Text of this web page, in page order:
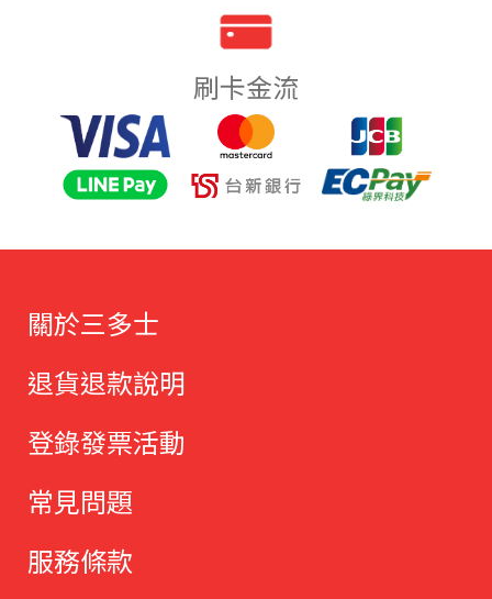
刷卡金流
關於三多士
退貨退款說明
登錄發票活動
常見問題
服務條款